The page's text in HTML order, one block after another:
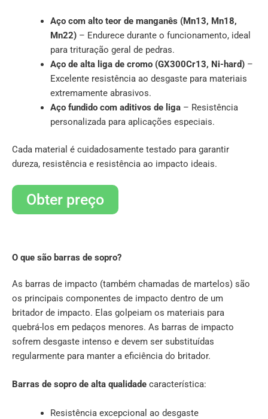
Aço com alto teor de manganês (Mn13, Mn18,
Mn22)– Endurece durante o funcionamento, ideal
para trituração geral de pedras.
Aço de alta liga de cromo (GX300Cr13, Ni-hard)–
Excelente resistência ao desgaste para materiais
extremamente abrasivos.
Aço fundido com aditivos de liga– Resistência
personalizada para aplicações especiais.
Cada material é cuidadosamente testado para garantir
dureza, resistência e resistência ao impacto ideais.
Obter preço
O que são barras de sopro?
As barras de impacto (também chamadas de martelos) são
os principais componentes de impacto dentro de um
britador de impacto. Elas golpeiam os materiais para
quebrá-los em pedaços menores. As barras de impacto
sofrem desgaste intenso e devem ser substituídas
regularmente para manter a eficiência do britador.
Barras de sopro de alta qualidade característica:
Resistência excepcional ao desgaste